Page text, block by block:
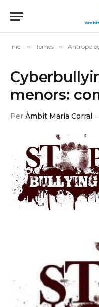
Inici » Temes »
menors:
Per Àmbit Maria Corral